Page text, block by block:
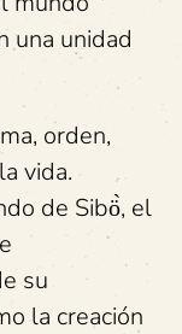
una unidad
orden,
vida.
de Sibö̀, el
su
la creación